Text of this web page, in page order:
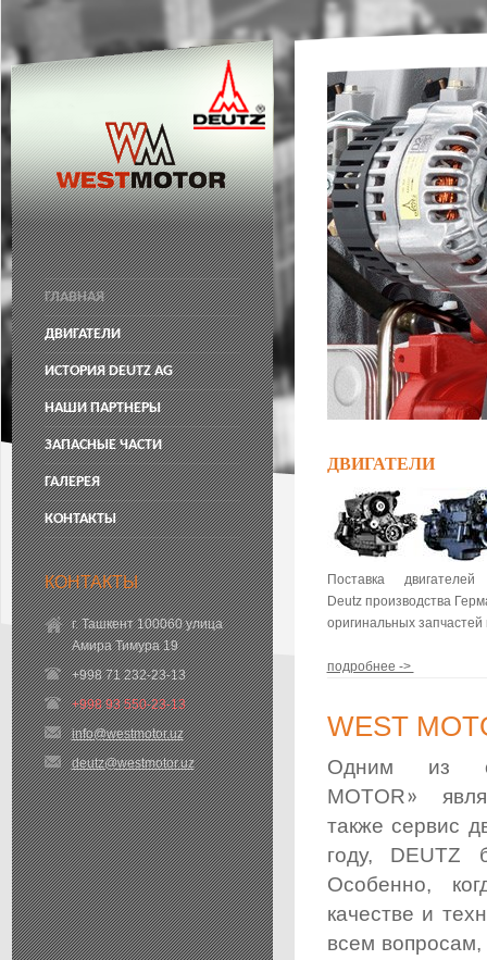
ГЛАВНАЯ
ДВИГАТЕЛИ
ИСТОРИЯ DEUTZ AG
НАШИ ПАРТНЕРЫ
ЗАПАСНЫЕ ЧАСТИ
ГАЛЕРЕЯ
КОНТАКТЫ
КОНТАКТЫ
г. Ташкент 100060 улица
Амира Тимура 19
+998 71 232-23-13
+998 93 550-23-13
info@westmotor.uz
deutz@westmotor.uz
ДВИГАТЕЛИ
Поставка двигателей
Deutzпроизводства
оригинальных запчастей
подробнее ->
WEST
Одним из
MOTOR»
также сервис
году, DEUTZ
Особенно,
качестве и
всем